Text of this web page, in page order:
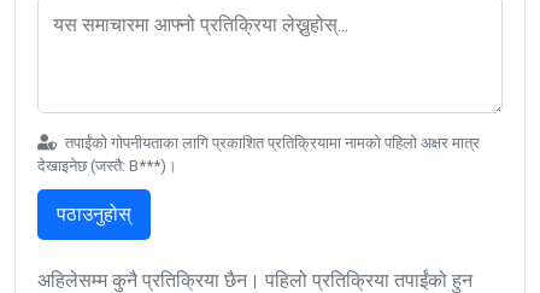
तपाईंको गोपनीयताका लागि प्रकाशित प्रतिक्रियामा नामको पहिलो अक्षर मात्र
देखाइनेछ (जस्तै: B***)।
पठाउनुहोस्
अहिलेसम्म कुनै प्रतिक्रिया छैन। पहिलो प्रतिक्रिया तपाईंको हुन